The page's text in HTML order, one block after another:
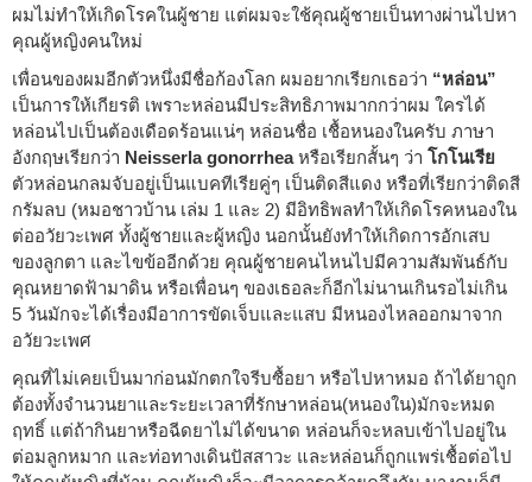
ผมไม่ทำให้เกิดโรคในผู้ชาย แต่ผมจะใช้คุณผู้ชายเป็นทางผ่านไปหา
คุณผู้หญิงคนใหม่
เพื่อนของผมอีกตัวหนึ่งมีชื่อก้องโลก ผมอยากเรียกเธอว่า “หล่อน”
เป็นการให้เกียรติ เพราะหล่อนมีประสิทธิภาพมากกว่าผม ใครได้
หล่อนไปเป็นต้องเดือดร้อนแน่ๆ หล่อนชื่อ เชื้อหนองในครับ ภาษา
อังกฤษเรียกว่า Neisserla gonorrheaหรือเรียกสั้นๆ ว่า โกโนเรีย
ตัวหล่อนกลมจับอยู่เป็นแบคทีเรียคู่ๆ เป็นติดสีแดง หรือที่เรียกว่าติดสี
กรัมลบ (หมอชาวบ้าน เล่ม 1 และ 2) มีอิทธิพลทำให้เกิดโรคหนองใน
ต่ออวัยวะเพศ ทั้งผู้ชายและผู้หญิง นอกนั้นยังทำให้เกิดการอักเสบ
ของลูกตา และไขข้ออีกด้วย คุณผู้ชายคนไหนไปมีความสัมพันธ์กับ
คุณหยาดฟ้ามาดิน หรือเพื่อนๆ ของเธอละก็อีกไม่นานเกินรอไม่เกิน
5 วันมักจะได้เรื่องมีอาการขัดเจ็บและแสบ มีหนองไหลออกมาจาก
อวัยวะเพศ
คุณที่ไม่เคยเป็นมาก่อนมักตกใจรีบซื้อยา หรือไปหาหมอ ถ้าได้ยาถูก
ต้องทั้งจำนวนยาและระยะเวลาที่รักษาหล่อน(หนองใน)มักจะหมด
ฤทธิ์ แต่ถ้ากินยาหรือฉีดยาไม่ได้ขนาด หล่อนก็จะหลบเข้าไปอยู่ใน
ต่อมลูกหมาก และท่อทางเดินปัสสาวะ และหล่อนก็ถูกแพร่เชื้อต่อไป